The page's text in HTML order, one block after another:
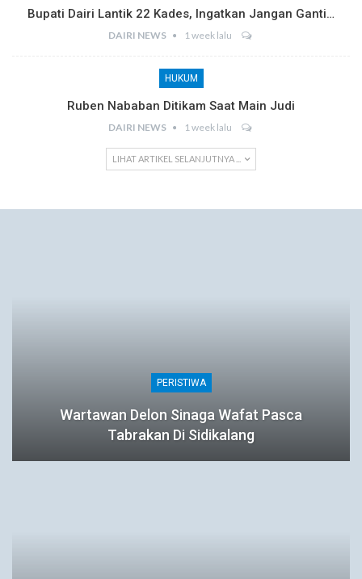
Bupati Dairi Lantik 22 Kades, Ingatkan Jangan Ganti…
DAIRI NEWS 1 week lalu
HUKUM
Ruben Nababan Ditikam Saat Main Judi
DAIRI NEWS 1 week lalu
LIHAT ARTIKEL SELANJUTNYA ...
PERISTIWA
Wartawan Delon Sinaga Wafat Pasca
Tabrakan Di Sidikalang